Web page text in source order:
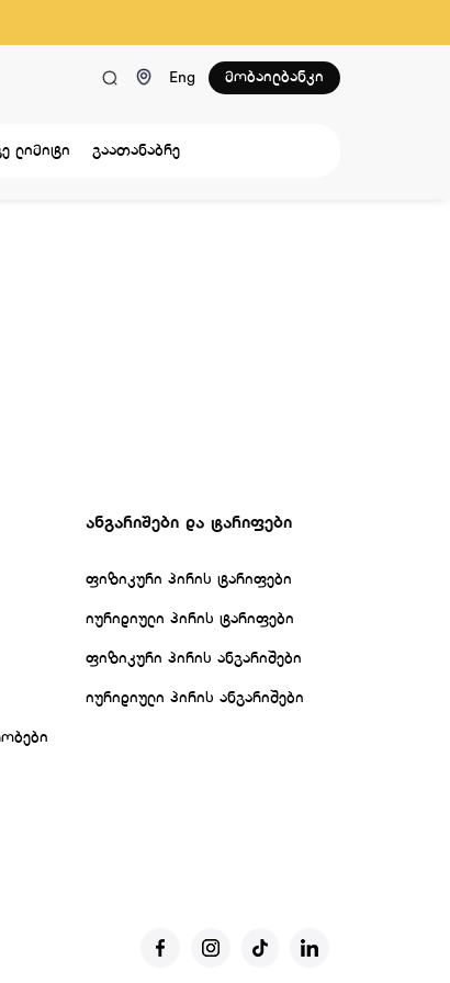
Eng მობაილბანკი
ლიმიტი გაათანაბრე
ანგარიშები და ტარიფები
ფიზიკური პირის ტარიფები
იურიდიული პირის ტარიფები
ფიზიკური პირის ანგარიშები
იურიდიული პირის ანგარიშები